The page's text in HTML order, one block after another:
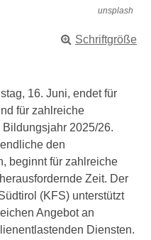
unsplash
Schriftgröße
16. Juni, endet für
für zahlreiche
2025/26.
den
beginnt für zahlreiche
Zeit. Der
(KFS) unterstützt
Angebot an
Diensten.